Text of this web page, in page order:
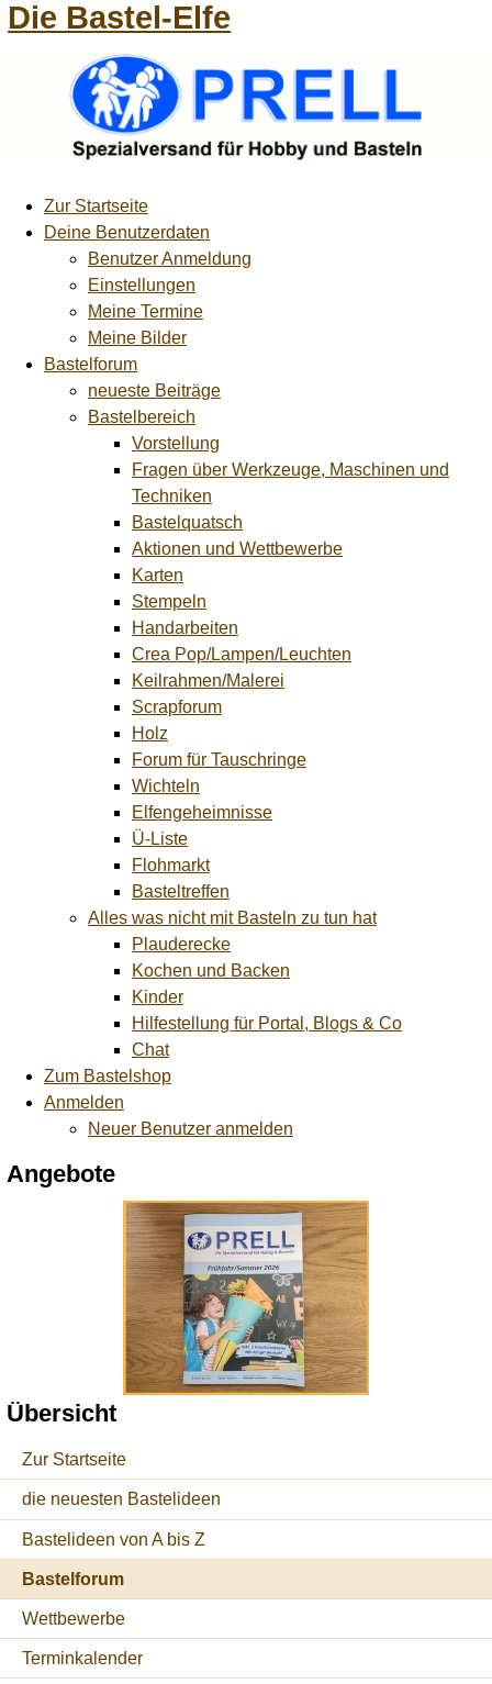
Die Bastel-Elfe
Zur Startseite
Deine Benutzerdaten
Benutzer Anmeldung
Einstellungen
Meine Termine
Meine Bilder
Bastelforum
neueste Beiträge
Bastelbereich
Vorstellung
Fragen über Werkzeuge, Maschinen und
Techniken
Bastelquatsch
Aktionen und Wettbewerbe
Karten
Stempeln
Handarbeiten
Crea Pop/Lampen/Leuchten
Keilrahmen/Malerei
Scrapforum
Holz
Forum für Tauschringe
Wichteln
Elfengeheimnisse
Ü-Liste
Flohmarkt
Basteltreffen
Alles was nicht mit Basteln zu tun hat
Plauderecke
Kochen und Backen
Kinder
Hilfestellung für Portal, Blogs & Co
Chat
Zum Bastelshop
Anmelden
Neuer Benutzer anmelden
Angebote
Übersicht
Zur Startseite
die neuesten Bastelideen
Bastelideen von A bis Z
Bastelforum
Wettbewerbe
Terminkalender